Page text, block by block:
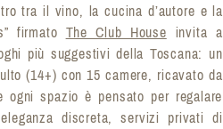
tra il vino, la cucina d’autore e la
firmato The Club House invita a
più suggestivi della Toscana: un
(14+) con 15 camere, ricavato da
spazio è pensato per regalare
discreta, servizi privati di